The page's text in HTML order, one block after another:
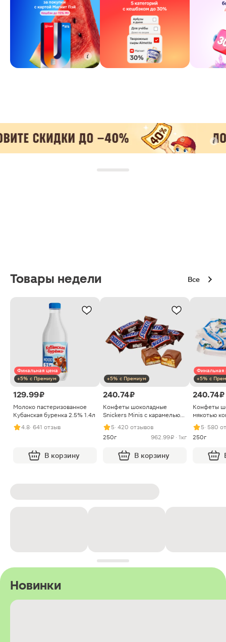
Товары недели Все
Финальная цена
+5% с Премиум
129.99 ₽
Молоко пастеризованное
Кубанская буренка 2.5% 1.4л
4.8· 641 отзыв
В корзину
+5% с Премиум
240.74 ₽
Конфеты шоколадные
Snickers Minis с карамелью
арахисом и нугой
5· 420 отзывов
250г
962.99 ₽ · 1кг
В корзину
Финальная
+5% с
240.74 ₽
Конфеты
мякотью
5· 580
250г
Новинки